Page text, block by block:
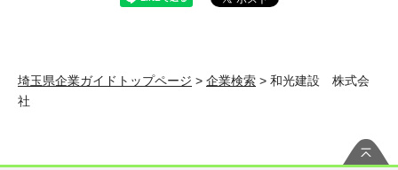
埼玉県企業ガイドトップページ > 企業検索 > 和光建設 株式会
社